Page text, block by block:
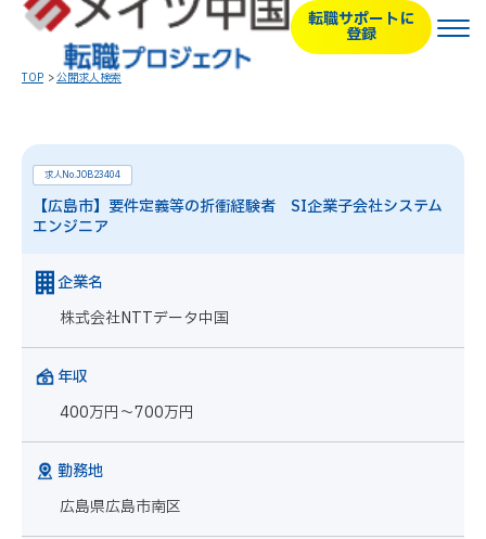
転職サポートに
登録
TOP 公開求人検索
求人No.JOB23404
【広島市】要件定義等の折衝経験者 SI企業子会社システム
エンジニア
企業名
株式会社NTTデータ中国
年収
400万円～700万円
勤務地
広島県広島市南区